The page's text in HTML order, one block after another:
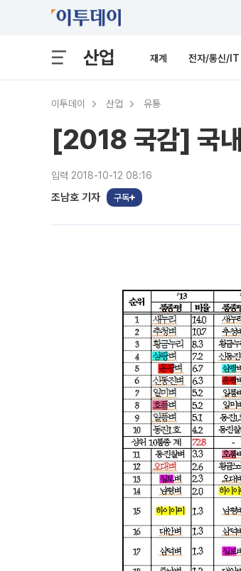
산업 재계 전자/통신/IT
이투데이 산업 유통
[2018 국감] 국내
입력 2018-10-12 08:16
조남호 기자 구독